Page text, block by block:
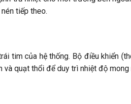
tiếp theo.
tim của hệ thống. Bộ điều khiển
và quạt thổi để duy trì nhiệt độ mong